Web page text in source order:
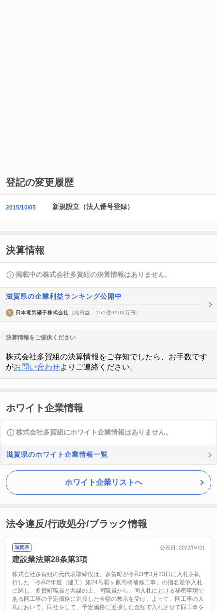
登記の変更履歴
2015/10/05 新規設立（法人番号登録）
決算情報
掲載中の株式会社多賀組の決算情報はありません。
滋賀県の企業利益ランキング公開中
1 日本電気硝子株式会社 （純利益 : 151億9900万円）
決算情報をご提供ください
株式会社多賀組の決算情報をご存知でしたら、お手数です
がお問い合わせよりご連絡ください。
ホワイト企業情報
株式会社多賀組にホワイト企業情報はありません。
滋賀県のホワイト企業情報一覧
ホワイト企業リストへ
法令違反/行政処分/ブラック情報
公表日: 2022/04/21
滋賀県
建設業法第28条第3項
株式会社多賀組の元代表取締役は、多賀町が令和3年3月23日に入札を執
行した「令和2年度（建工）第24号霜ヶ原高橋補修工事」の指名競争入札
に関し、多賀町職員と共謀の上、同職員から、同入札における秘密事項で
ある同工事の予定価格に近接した金額の教示を受け、よって、同工事の入
札において、同社をして、予定価格に近接した金額で入札させて同工事を